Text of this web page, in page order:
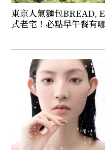
東京人氣麵包BREAD,
式老宅！必點早午餐有